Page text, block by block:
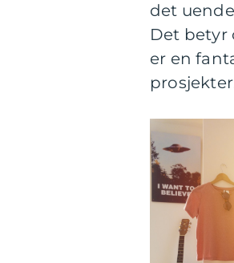
det
Det betyr
er en